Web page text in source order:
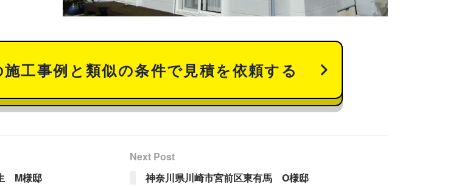
施工事例と類似の条件で見積を依頼する
M様邸
Next Post
神奈川県川崎市宮前区東有馬 O様邸